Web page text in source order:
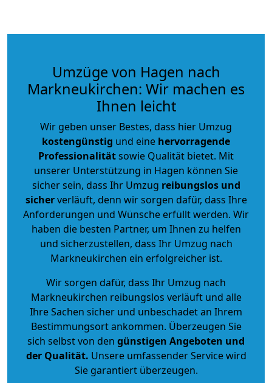
Umzüge von Hagen nach
Markneukirchen: Wir machen es
Ihnen leicht
Wir geben unser Bestes, dass hier Umzug
kostengünstig und eine hervorragende
Professionalitätsowie Qualität bietet. Mit
unserer Unterstützung in Hagen können Sie
sicher sein, dass Ihr Umzug reibungslos und
sicherverläuft, denn wir sorgen dafür, dass Ihre
Anforderungen und Wünsche erfüllt werden. Wir
haben die besten Partner, um Ihnen zu helfen
und sicherzustellen, dass Ihr Umzug nach
Markneukirchen ein erfolgreicher ist.
Wir sorgen dafür, dass Ihr Umzug nach
Markneukirchen reibungslos verläuft und alle
Ihre Sachen sicher und unbeschadet an Ihrem
Bestimmungsort ankommen. Überzeugen Sie
sich selbst von den günstigen Angeboten und
der Qualität. Unsere umfassender Service wird
Sie garantiert überzeugen.